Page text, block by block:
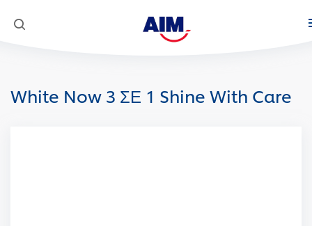
White Now 3 ΣΕ 1 Shine With Care